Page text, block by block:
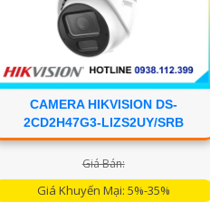
CAMERA HIKVISION DS-
2CD2H47G3-LIZS2UY/SRB
Giá Bán:
Giá Khuyến Mại: 5%-35%